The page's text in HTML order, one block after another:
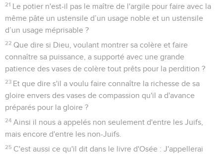
21 Le potier n'est-il pas le maître de l'argile pour faire avec la
même pâte un ustensile d’un usage noble et un ustensile
d’un usage méprisable ?
22 Que dire si Dieu, voulant montrer sa colère et faire
connaître sa puissance, a supporté avec une grande
patience des vases de colère tout prêts pour la perdition ?
23 Et que dire s'il a voulu faire connaître la richesse de sa
gloire envers des vases de compassion qu'il a d'avance
préparés pour la gloire ?
24 Ainsi il nous a appelés non seulement d'entre les Juifs,
mais encore d'entre les non-Juifs.
25 C'est aussi ce qu'il dit dans le livre d'Osée : J'appellerai